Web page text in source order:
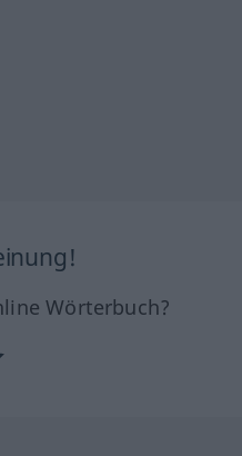
Wörterbuch?